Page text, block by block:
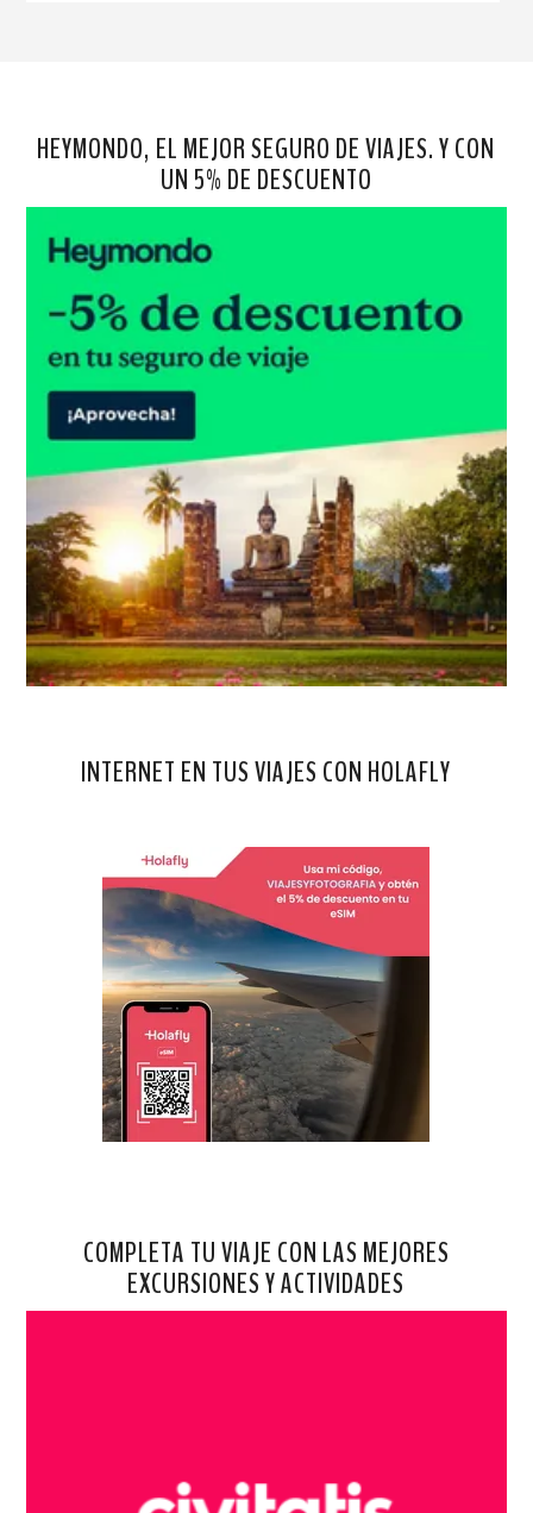
HEYMONDO, EL MEJOR SEGURO DE VIAJES. Y CON
UN 5% DE DESCUENTO
INTERNET EN TUS VIAJES CON HOLAFLY
COMPLETA TU VIAJE CON LAS MEJORES
EXCURSIONES Y ACTIVIDADES